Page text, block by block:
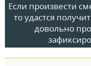
Если произвести
то удастся
довольно